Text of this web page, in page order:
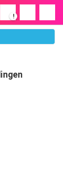
!